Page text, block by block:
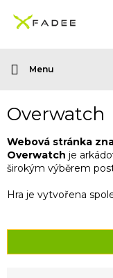
obsah
Overwatch
Webová stránka
Overwatch je
širokým výběrem
Hra je vytvořena